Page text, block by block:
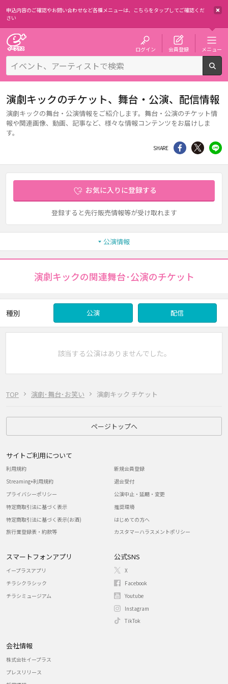
申込内容のご確認やお問い合わせなど各種メニューは、 こちらをタップしてご確認くだ
さい
ログイン 会員登録 メニュー
TOP 演劇･舞台･お笑い 演劇キック チケット
演劇キックのチケット、舞台・公演、配信情報
演劇キックの舞台・公演情報をご紹介します。舞台・公演のチケット情
報や関連画像、動画、記事など、様々な情報コンテンツをお届けしま
す。
SHARE シェア Twitter
お気に入りに登録する
登録すると先行販売情報等が受け取れます
公演情報
演劇キックの関連舞台･公演のチケット
種別 公演 配信
該当する公演はありませんでした。
ページトップへ
サイトご利用について
利用規約
Streaming+利用規約
プライバシーポリシー
特定商取引法に基づく表示
特定商取引法に基づく表示(お酒)
旅行業登録表・約款等
新規会員登録
退会受付
公演中止・延期・変更
推奨環境
はじめての方へ
カスタマーハラスメントポリシー
スマートフォンアプリ
イープラスアプリ
チラシクラシック
チラシミュージアム
公式SNS
X
Facebook
Youtube
Instagram
TikTok
会社情報
株式会社イープラス
プレスリリース